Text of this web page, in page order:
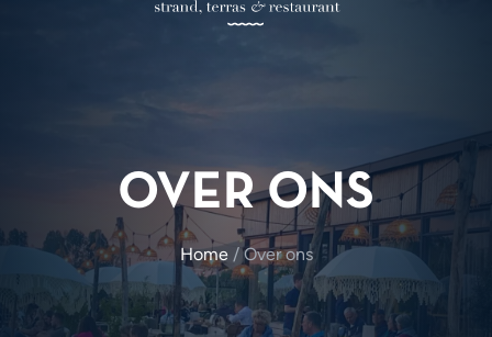
OVER ONS
Home/Over ons